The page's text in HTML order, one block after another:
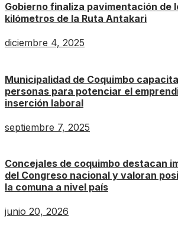
Gobierno finaliza pavimentación de
kilómetros de la Ruta Antakari
diciembre 4, 2025
Municipalidad de Coquimbo
personas para potenciar el
inserción laboral
septiembre 7, 2025
Concejales de coquimbo destacan
del Congreso nacional y valoran
la comuna a nivel país
junio 20, 2026